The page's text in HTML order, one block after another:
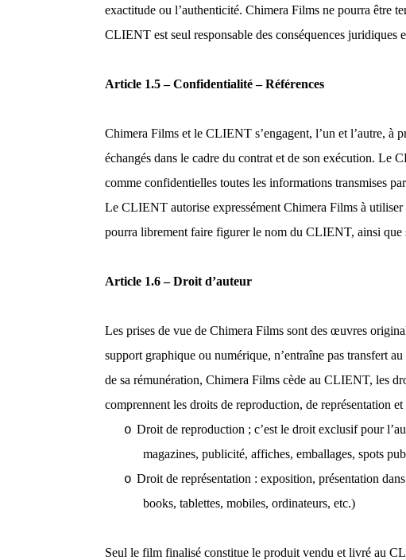
exactitude ou l’authenticité. Chimera Films ne pourra être
CLIENT est seul responsable des conséquences juridiques
Article 1.5 – Confidentialité – Références
Chimera Films et le CLIENT s’engagent, l’un et l’autre, à
échangés dans le cadre du contrat et de son exécution.
comme confidentielles toutes les informations transmises
Le CLIENT autorise expressément Chimera Films à
pourra librement faire figurer le nom du CLIENT, ainsi que
Article 1.6 – Droit d’auteur
Les prises de vue de Chimera Films sont des œuvres
support graphique ou numérique, n’entraîne pas transfert
de sa rémunération, Chimera Films cède au CLIENT, les
comprennent les droits de reproduction, de représentation
o Droit de reproduction ; c’est le droit exclusif pour
magazines, publicité, affiches, emballages, spots
o Droit de représentation : exposition, présentation
books, tablettes, mobiles, ordinateurs, etc.)
Seul le film finalisé constitue le produit vendu et livré au